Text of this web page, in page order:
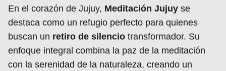
En el corazón de Jujuy, Meditación Jujuy se
destaca como un refugio perfecto para quienes
buscan un retiro de silencio transformador. Su
enfoque integral combina la paz de la meditación
con la serenidad de la naturaleza, creando un